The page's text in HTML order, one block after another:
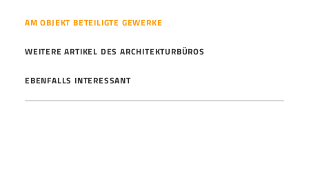
AM OBJEKT BETEILIGTE GEWERKE
WEITERE ARTIKEL DES ARCHITEKTURBÜROS
EBENFALLS INTERESSANT